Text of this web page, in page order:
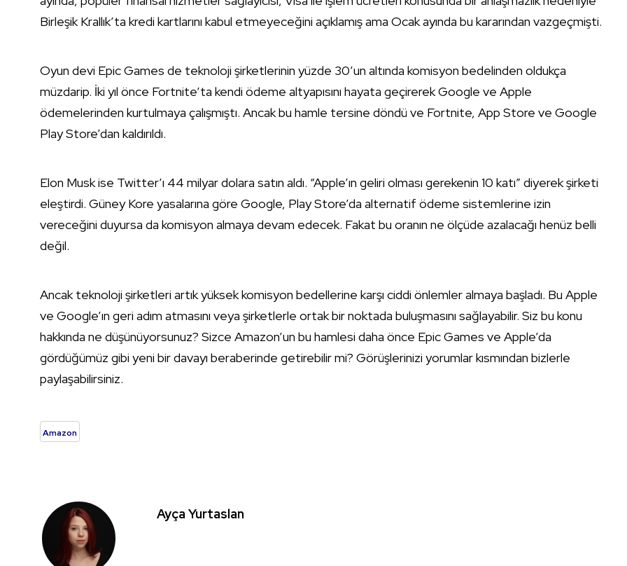
Birleşik Krallık’ta kredi kartlarını kabul etmeyeceğini açıklamış ama Ocak ayında bu kararından vazgeçmişti.
Oyun devi Epic Games de teknoloji şirketlerinin yüzde 30’un altında komisyon bedelinden oldukça
müzdarip. İki yıl önce Fortnite’ta kendi ödeme altyapısını hayata geçirerek Google ve Apple
ödemelerinden kurtulmaya çalışmıştı. Ancak bu hamle tersine döndü ve Fortnite, App Store ve Google
Play Store’dan kaldırıldı.
Elon Musk ise Twitter’ı 44 milyar dolara satın aldı. “Apple’ın geliri olması gerekenin 10 katı” diyerek şirketi
eleştirdi. Güney Kore yasalarına göre Google, Play Store’da alternatif ödeme sistemlerine izin
vereceğini duyursa da komisyon almaya devam edecek. Fakat bu oranın ne ölçüde azalacağı henüz belli
değil.
Ancak teknoloji şirketleri artık yüksek komisyon bedellerine karşı ciddi önlemler almaya başladı. Bu Apple
ve Google’ın geri adım atmasını veya şirketlerle ortak bir noktada buluşmasını sağlayabilir. Siz bu konu
hakkında ne düşünüyorsunuz? Sizce Amazon’un bu hamlesi daha önce Epic Games ve Apple’da
gördüğümüz gibi yeni bir davayı beraberinde getirebilir mi? Görüşlerinizi yorumlar kısmından bizlerle
paylaşabilirsiniz.
Amazon
Ayça Yurtaslan